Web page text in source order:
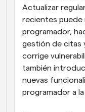
Actualizar
recientes puede
programador,
gestión de citas
corrige
también
nuevas
programador a